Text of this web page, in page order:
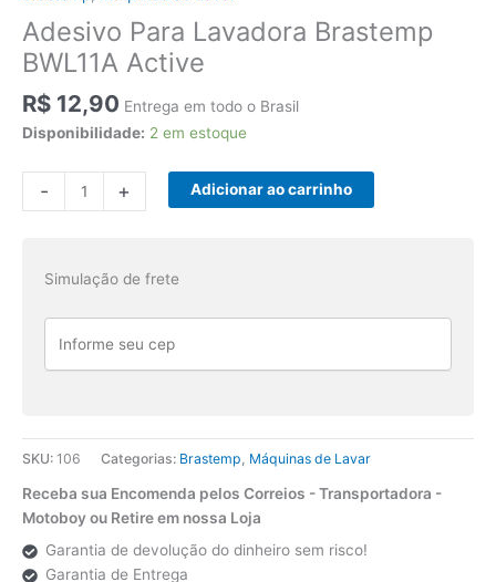
Adesivo Para Lavadora Brastemp
BWL11A Active
R$ 12,90 Entrega em todo o Brasil
Disponibilidade: 2 em estoque
-
Para
BWL11A
+ Adicionar ao carrinho
Simulação de frete
SKU: 106 Categorias: Brastemp Máquinas de Lavar
Receba sua Encomenda pelos Correios - Transportadora -
Motoboy ou Retire em nossa Loja
Garantia de devolução do dinheiro sem risco!
Garantia de Entrega